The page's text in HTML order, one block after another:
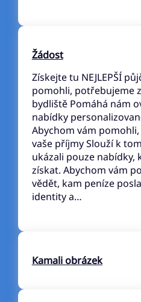
Žádost
Získejte tu NEJLEPŠÍ
pomohli, potřebujeme
bydliště Pomáhá nám
nabídky
Abychom vám
vaše příjmy Slouží k
ukázali pouze nabídky,
získat. Abychom vám
vědět, kam peníze
identity a…
Kamali obrázek